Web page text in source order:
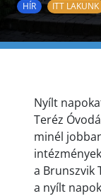
HÍR ITT LAKUNK
Nyílt
Teréz
minél
a Brunszvik
a nyílt